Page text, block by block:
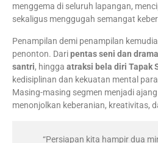
menggema di seluruh lapangan,
sekaligus menggugah semangat
Penampilan demi penampilan
penonton. Daripentas seni dan
santri, hingga atraksi bela diri Tapak
kedisiplinan dan kekuatan mental
Masing-masing segmen menjadi
menonjolkan keberanian, kreativitas,
“Persiapan kita hampir dua